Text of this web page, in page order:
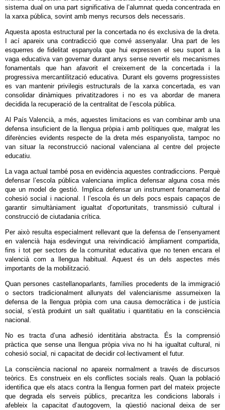
sistema dual on una part significativa de l’alumnat queda concentrada en
la xarxa pública, sovint amb menys recursos dels necessaris.
Aquesta aposta estructural per la concertada no és exclusiva de la dreta.
I ací apareix una contradicció que convé assenyalar. Una part de les
esquerres de fidelitat espanyola que hui expressen el seu suport a la
vaga educativa van governar durant anys sense revertir els mecanismes
fonamentals que han afavorit el creixement de la concertada i la
progressiva mercantilització educativa. Durant els governs progressistes
es van mantenir privilegis estructurals de la xarxa concertada, es van
consolidar dinàmiques privatitzadores i no es va abordar de manera
decidida la recuperació de la centralitat de l’escola pública.
Al País Valencià, a més, aquestes limitacions es van combinar amb una
defensa insuficient de la llengua pròpia i amb polítiques que, malgrat les
diferències evidents respecte de la dreta més espanyolista, tampoc no
van situar la reconstrucció nacional valenciana al centre del projecte
educatiu.
La vaga actual també posa en evidència aquestes contradiccions. Perquè
defensar l’escola pública valenciana implica defensar alguna cosa més
que un model de gestió. Implica defensar un instrument fonamental de
cohesió social i nacional. I l’escola és un dels pocs espais capaços de
garantir simultàniament igualtat d’oportunitats, transmissió cultural i
construcció de ciutadania crítica.
Per això resulta especialment rellevant que la defensa de l’ensenyament
en valencià haja esdevingut una reivindicació àmpliament compartida,
fins i tot per sectors de la comunitat educativa que no tenen encara el
valencià com a llengua habitual. Aquest és un dels aspectes més
importants de la mobilització.
Quan persones castellanoparlants, famílies procedents de la immigració
o sectors tradicionalment allunyats del valencianisme assumeixen la
defensa de la llengua pròpia com una causa democràtica i de justícia
social, s’està produint un salt qualitatiu i quantitatiu en la consciència
nacional.
No es tracta d’una adhesió identitària abstracta. És la comprensió
pràctica que sense una llengua pròpia viva no hi ha igualtat cultural, ni
cohesió social, ni capacitat de decidir col·lectivament el futur.
La consciència nacional no apareix normalment a través de discursos
teòrics. Es construeix en els conflictes socials reals. Quan la població
identifica que els atacs contra la llengua formen part del mateix projecte
que degrada els serveis públics, precaritza les condicions laborals i
afebleix la capacitat d’autogovern, la qüestió nacional deixa de ser